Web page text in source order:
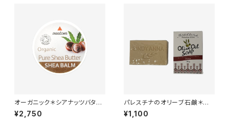
オーガニック＊シアナッツバター
＊スキンケアバーム＊50ml＊
¥2,750
パレスチナのオリーブ石鹸＊ザ
クロ入り＊食用ヴァージン＊オリ
ーブオイルだけを原料とした貴
¥1,100